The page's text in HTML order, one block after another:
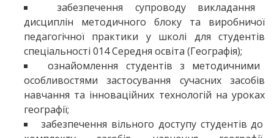
забезпечення супроводу викладання
дисциплін методичного блоку та виробничої
педагогічної практики у школі для студентів
спеціальності 014 Середня освіта (Географія);
ознайомлення студентів з методичними
особливостями застосування сучасних засобів
навчання та інноваційних технологій на уроках
географії;
забезпечення вільного доступу студентів до